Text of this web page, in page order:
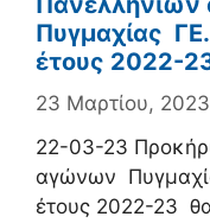
Πυγμαχίας
έτους 2022-
23 Μαρτίου,
22-03-23
αγώνων
έτους 2022-23